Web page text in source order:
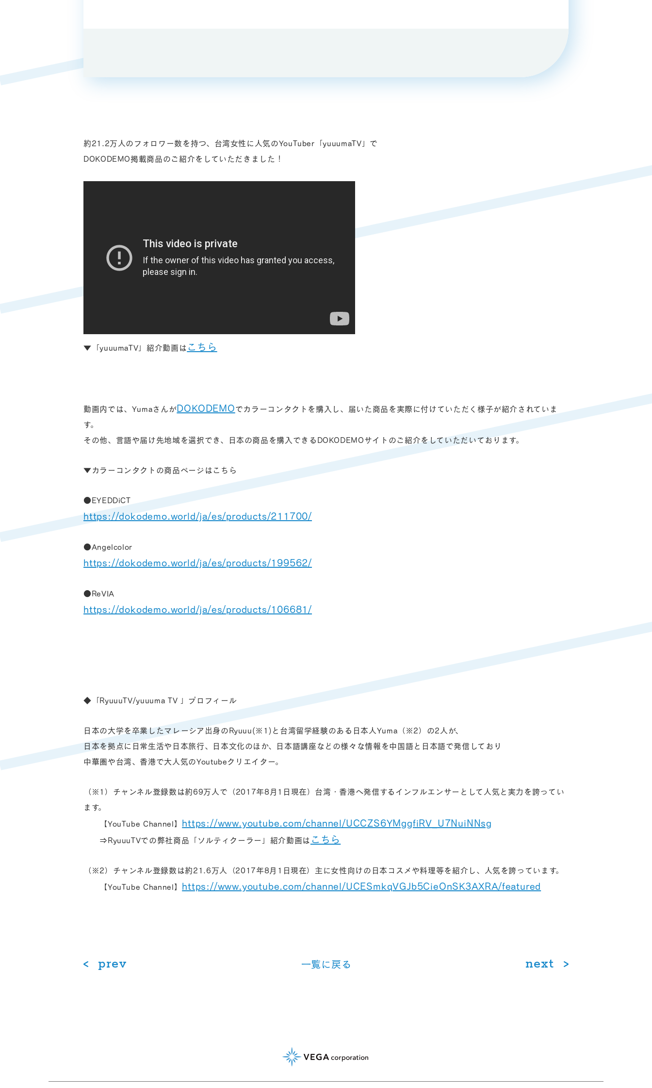
約21.2万人のフォロワー数を持つ、台湾女性に人気のYouTuber「yuuumaTV」で
DOKODEMO掲載商品のご紹介をしていただきました！
▼「yuuumaTV」紹介動画は こちら
動画内では、YumaさんがDOKODEMOでカラーコンタクトを購入し、届いた商品を実際に付けていただく様子が紹介されていま
す。
その他、言語や届け先地域を選択でき、日本の商品を購入できるDOKODEMOサイトのご紹介をしていただいております。
▼カラーコンタクトの商品ページはこちら
●EYEDDiCT
https://dokodemo.world/ja/es/products/211700/
●Angelcolor
https://dokodemo.world/ja/es/products/199562/
●ReVIA
https://dokodemo.world/ja/es/products/106681/
◆「RyuuuTV/yuuuma TV 」プロフィール
日本の大学を卒業したマレーシア出身のRyuuu(※1)と台湾留学経験のある日本人Yuma（※2）の2人が、
日本を拠点に日常生活や日本旅行、日本文化のほか、日本語講座などの様々な情報を中国語と日本語で発信しており
中華圏や台湾、香港で大人気のYoutubeクリエイター。
（※1）チャンネル登録数は約69万人で（2017年8月1日現在）台湾・香港へ発信するインフルエンサーとして人気と実力を誇ってい
ます。
【YouTube Channel】 https://www.youtube.com/channel/UCCZS6YMggfiRV_U7NuiNNsg
⇒RyuuuTVでの弊社商品「ソルティクーラー」紹介動画は こちら
（※2）チャンネル登録数は約21.6万人（2017年8月1日現在）主に女性向けの日本コスメや料理等を紹介し、人気を誇っています。
【YouTube Channel】 https://www.youtube.com/channel/UCESmkqVGJb5CieOnSK3AXRA/featured
prev ⼀覧に戻る next